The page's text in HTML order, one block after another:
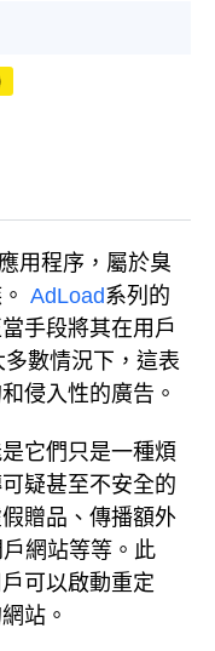
用程序，屬於臭
AdLoad系列的
手段將其在用戶
數情況下，這表
侵入性的廣告。
它們只是一種煩
疑甚至不安全的
贈品、傳播額外
網站等等。此
可以啟動重定
站。